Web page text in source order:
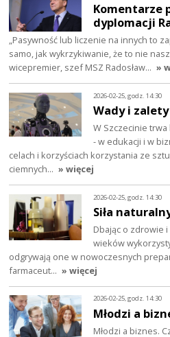
Komentarze
dyplomacji
„Pasywność lub liczenie na innych to
samo, jak wykrzykiwanie, że to nie
wicepremier, szef MSZ Radosław… »
2026-02-25, godz. 14:30
Wady i zalety
W Szczecinie
- w edukacji i w
celach i korzyściach korzystania ze
ciemnych… » więcej
2026-02-25, godz. 14:30
Siła
Dbając o zdrowie
wieków
odgrywają one w nowoczesnych
farmaceut… » więcej
2026-02-25, godz. 14:30
Młodzi a
Młodzi a biznes.